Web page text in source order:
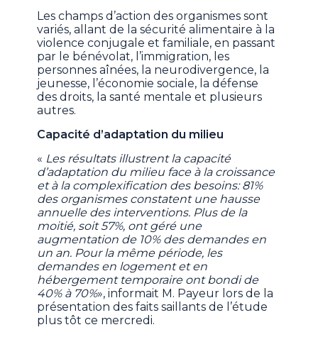
Les champs d’action des organismes sont
variés, allant de la sécurité alimentaire à la
violence conjugale et familiale, en passant
par le bénévolat, l’immigration, les
personnes aînées, la neurodivergence, la
jeunesse, l’économie sociale, la défense
des droits, la santé mentale et plusieurs
autres.
Capacité d’adaptation du milieu
« Les résultats illustrent la capacité
d’adaptation du milieu face à la croissance
et à la complexification des besoins: 81%
des organismes constatent une hausse
annuelle des interventions. Plus de la
moitié, soit 57%, ont géré une
augmentation de 10% des demandes en
un an. Pour la même période, les
demandes en logement et en
hébergement temporaire ont bondi de
40% à 70%», informait M. Payeur lors de la
présentation des faits saillants de l’étude
plus tôt ce mercredi.